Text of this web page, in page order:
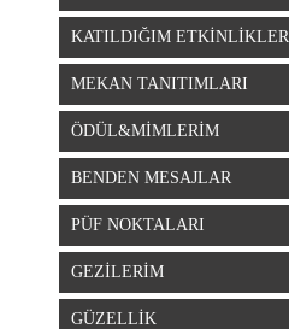
KATILDIĞIM ETKİNLİKLER
MEKAN TANITIMLARI
ÖDÜL&MİMLERİM
BENDEN MESAJLAR
PÜF NOKTALARI
GEZİLERİM
GÜZELLİK